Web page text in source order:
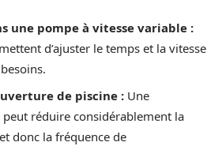
une pompe à vitesse variable :
d’ajuster le temps et la vitesse
de piscine : Une
réduire considérablement la
donc la fréquence de